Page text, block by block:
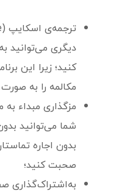
دیگری می‌توانید
کنید؛ زیرا این
مکالمه را به
شما می‌توانید
بدون اجاره
صحبت کنید؛